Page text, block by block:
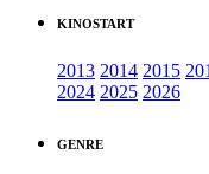
KINOSTART
2013 2014 2015
2024 2025 2026
GENRE